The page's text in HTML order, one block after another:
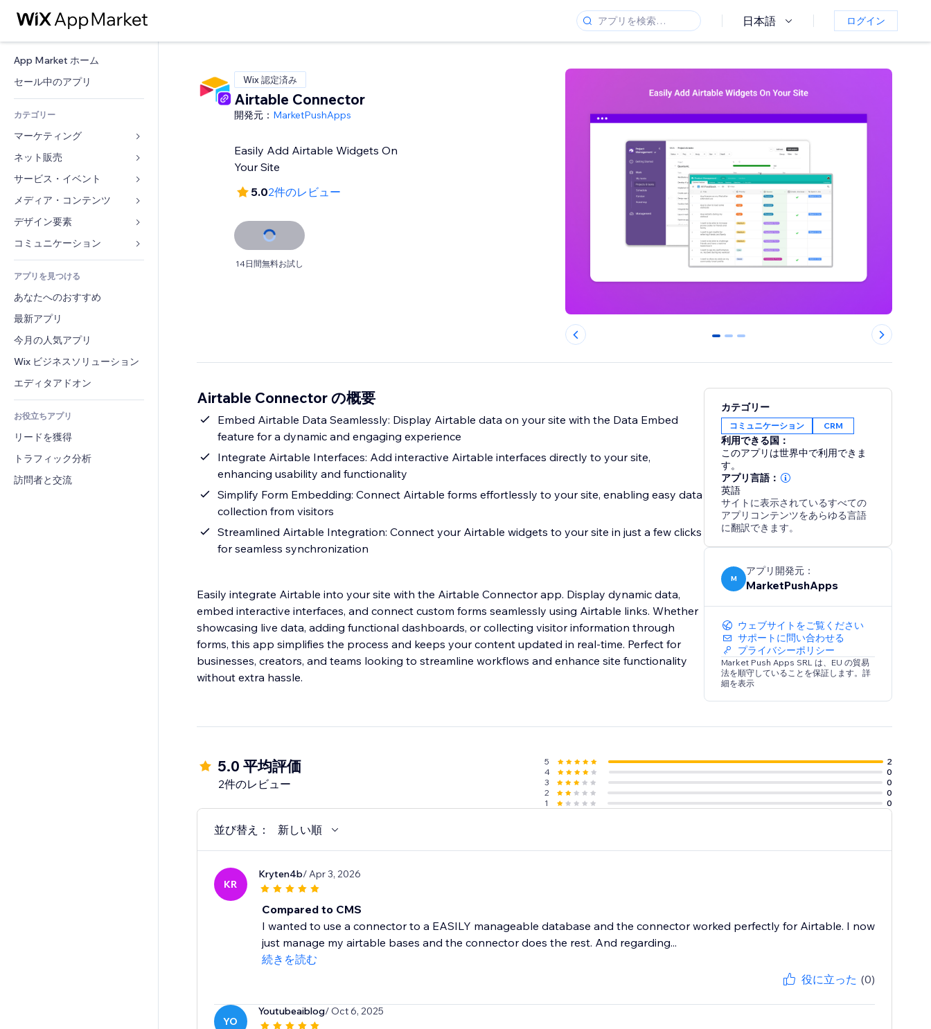
日本語 ログイン
App Market ホーム
セール中のアプリ
カテゴリー
マーケティング
広告
モバイル
アクセス解析
リスティング広告
メール
コンバージョン
ネット販売
ストア用アプリ
発送・配達
販売ボタン
会計
クーポン・特典
倉庫管理ソリューション
ドロップシッピング
食品・飲料
サービス・イベント
ホテル
イベント
レストラン
不動産
ブッキング
メディア・コンテンツ
ギャラリー
音楽
ポッドキャスト
写真
動画
PDF
ファイル共有
ニュース
デザイン要素
マップ・ナビ
プライバシー・セキュリティ
時計
ページテンプレート
画像効果
ボタン・メニュー
バナー・バッジ
電卓
検索
天気
チャート・テーブル
フォーム
ブログ
投票
チャット
コメント
電話
コミュニティィ
レビュー・お客さまの声
CRM
アプリを見つける
あなたへのおすすめ
最新アプリ
今月の人気アプリ
Wix ビジネスソリューション
エディタアドオン
お役立ちアプリ
リードを獲得
トラフィック分析
訪問者と交流
Wix 認定済み
Airtable Connector
開発元： MarketPushApps
Easily Add Airtable Widgets On
Your Site
5.02件のレビュー
14日間無料お試し
0 1 2
Airtable Connector の概要
Embed Airtable Data Seamlessly: Display Airtable data on your site with the Data Embed
feature for a dynamic and engaging experience
Integrate Airtable Interfaces: Add interactive Airtable interfaces directly to your site,
enhancing usability and functionality
Simplify Form Embedding: Connect Airtable forms effortlessly to your site, enabling easy data
collection from visitors
Streamlined Airtable Integration: Connect your Airtable widgets to your site in just a few clicks
for seamless synchronization
Easily integrate Airtable into your site with the Airtable Connector app. Display dynamic data,
embed interactive interfaces, and connect custom forms seamlessly using Airtable links. Whether
showcasing live data, adding functional dashboards, or collecting visitor information through
forms, this app simplifies the process and keeps your content updated in real-time. Perfect for
businesses, creators, and teams looking to streamline workflows and enhance site functionality
without extra hassle.
カテゴリー
コミュニケーション CRM
利用できる国：
このアプリは世界中で利用できま
す。
アプリ言語：
英語
サイトに表示されているすべての
アプリコンテンツをあらゆる言語
に翻訳できます。
M
アプリ開発元：
MarketPushApps
ウェブサイトをご覧ください
サポートに問い合わせる
プライバシーポリシー
Market Push Apps SRL は、EU の貿易
法を順守していることを保証します。詳
細を表示
5.0 平均評価
2件のレビュー
5
2
4
0
3
0
2
0
1
0
並び替え： 新しい順
KR
Kryten4b/ Apr 3, 2026
Compared to CMS
I wanted to use a connector to a EASILY manageable database and the connector worked perfectly for Airtable. I now
just manage my airtable bases and the connector does the rest. And regarding...
続きを読む
役に立った (0)
YO
Youtubeaiblog/ Oct 6, 2025